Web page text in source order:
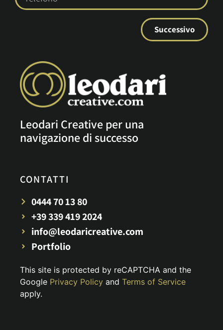
Successivo
Leodari Creative per una
navigazione di successo
CONTATTI
0444 70 13 80
+39 339 419 2024
info@leodaricreative.com
Portfolio
This site is protected by reCAPTCHA and the
Google Privacy Policy and Terms of Service
apply.